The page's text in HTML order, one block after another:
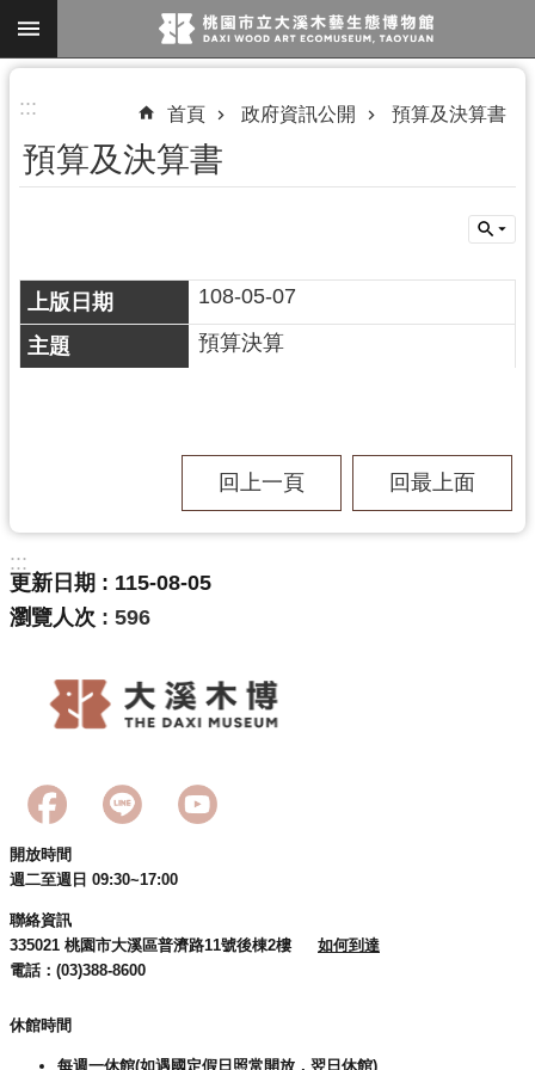
跳到主要內容區塊
搜
尋
參
觀
資
服
務
學
習
資
認
識
博
::: 首頁 政府資訊公開 預算及決算書
預算及決算書
108-05-07
預算決算
回上一頁 回最上面
:::
更新日期
115-08-05
瀏覽人次
596
開放時間
週二至週日 09:30~17:00
聯絡資訊
335021 桃園市大溪區普濟路11號後棟2樓
如何到達
電話：(03)388-8600
休館時間
每週一休館(如遇國定假日照常開放，翌日休館)